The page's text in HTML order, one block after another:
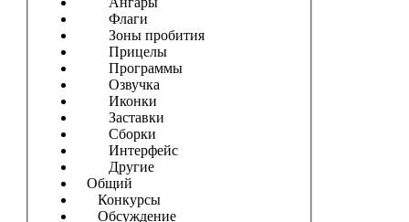
Флаги
Зоны пробития
Прицелы
Программы
Озвучка
Иконки
Заставки
Сборки
Интерфейс
Другие
Общий
Конкурсы
Обсуждение